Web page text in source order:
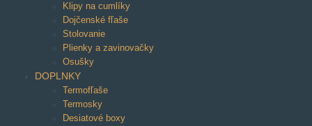
Klipy na cumlíky
Dojčenské fľaše
Stolovanie
Plienky a zavinovačky
Osušky
DOPLNKY
Termofľaše
Termosky
Desiatové boxy